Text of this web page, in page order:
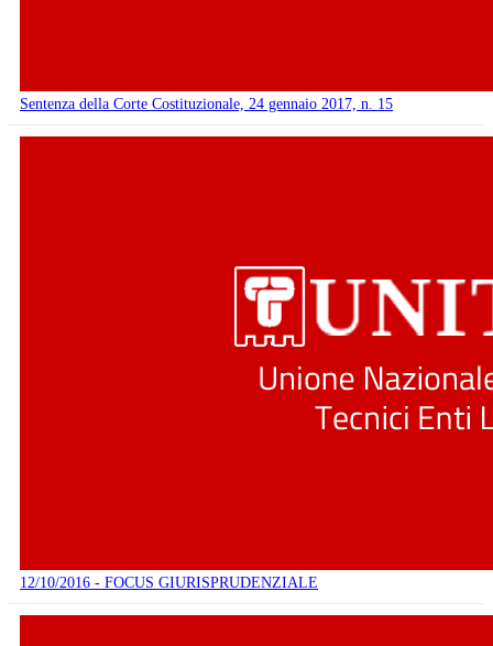
Sentenza della Corte Costituzionale, 24 gennaio 2017, n. 15
12/10/2016 - FOCUS GIURISPRUDENZIALE